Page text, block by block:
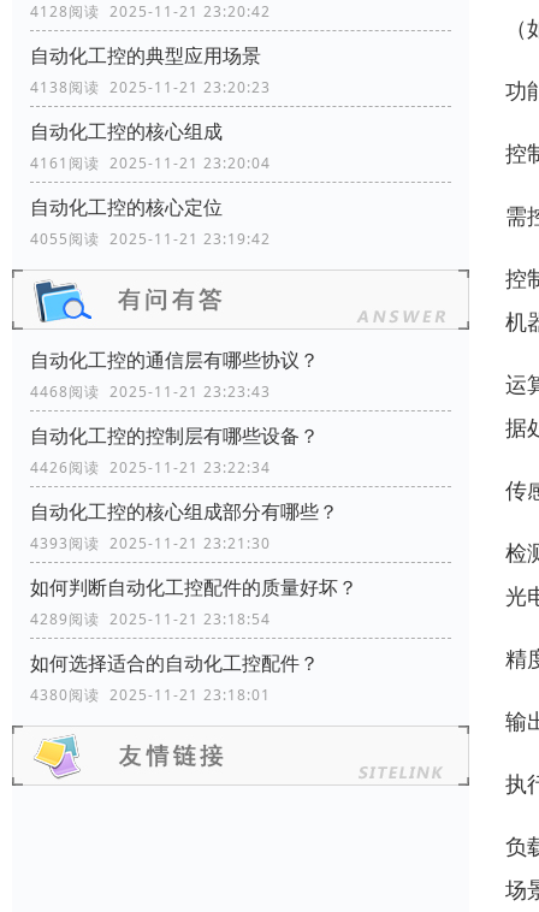
4128阅读 2025-11-21 23:20:42
自动化工控的典型应用场景
4138阅读 2025-11-21 23:20:23
自动化工控的核心组成
4161阅读 2025-11-21 23:20:04
自动化工控的核心定位
4055阅读 2025-11-21 23:19:42
自动化工控的通信层有哪些协议？
4468阅读 2025-11-21 23:23:43
自动化工控的控制层有哪些设备？
4426阅读 2025-11-21 23:22:34
自动化工控的核心组成部分有哪些？
4393阅读 2025-11-21 23:21:30
如何判断自动化工控配件的质量好坏？
4289阅读 2025-11-21 23:18:54
如何选择适合的自动化工控配件？
4380阅读 2025-11-21 23:18:01
功
控
需
控
机
运
据
传
检
光
精
输
执
负
场